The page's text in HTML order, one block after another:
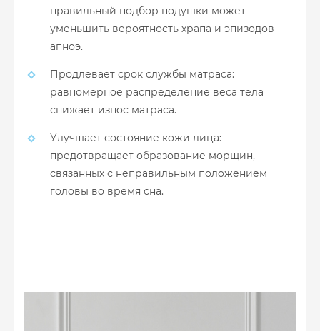
правильный подбор подушки может
уменьшить вероятность храпа и эпизодов
апноэ.
Продлевает срок службы матраса:
равномерное распределение веса тела
снижает износ матраса.
Улучшает состояние кожи лица:
предотвращает образование морщин,
связанных с неправильным положением
головы во время сна.